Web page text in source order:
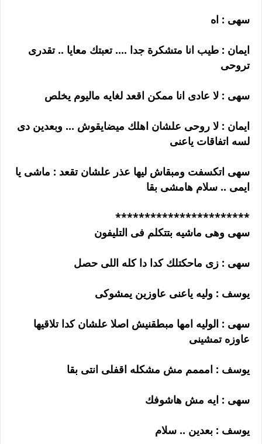
سهى : اه
ايمان : طيب انا متشكرة جدا .... تعبتك معايا .. تقدرى
تروحى
سهى : لا عادى انا ممكن اقعد لغايه ماليوم يخلص
ايمان : لا روحى علشان اهلك ميضايقوش ... وبعدين دى
لسه اتفاقات ياعنى
سهى اتكسفت ومبقاش ليها عذر علشان تقعد : ماشى يا
ايمى .. سلام هامشى بقا
***********************
سهى وهى ماشيه بتتكلم فى التليفون
سهى : زى ماحكتلك كدا دا كله اللى حصل
يوسف : وليه ياعنى عاوزين يمشوكى
سهى : الوليه امها مبطقنيش اصلا علشان كدا تلاقيها
عاوزه تمشينى
يوسف : امممم مش مشكله اقفلى انتى بقا
سهى : ايه مش هاشوفك
يوسف : بعدين .. سلام